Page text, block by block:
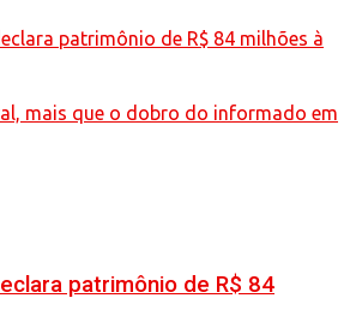
patrimônio de R$ 84